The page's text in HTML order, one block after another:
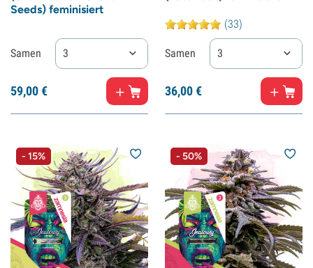
Seeds) feminisiert
Samen 3
59,00€
(33)
Samen 3
36,00€
- 15% - 50%